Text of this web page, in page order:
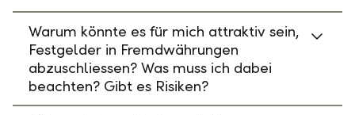
Warum könnte es für mich attraktiv sein,
Festgelder in Fremdwährungen
abzuschliessen? Was muss ich dabei
beachten? Gibt es Risiken?